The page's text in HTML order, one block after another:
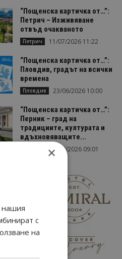
“Пощенска картичка от…”:
Петрич – Изживяване
отвъд очакваното
Петрич 11/07/2026 11:22
“Пощенска картичка от…”:
Пловдив, градът на всички
времена
Пловдив 23/06/2026 10:00
“Пощенска картичка от…”:
Перник – град на
традициите, културата и
вдъхновяващите...
17/06/2026 09:01
×
нашия
с
на